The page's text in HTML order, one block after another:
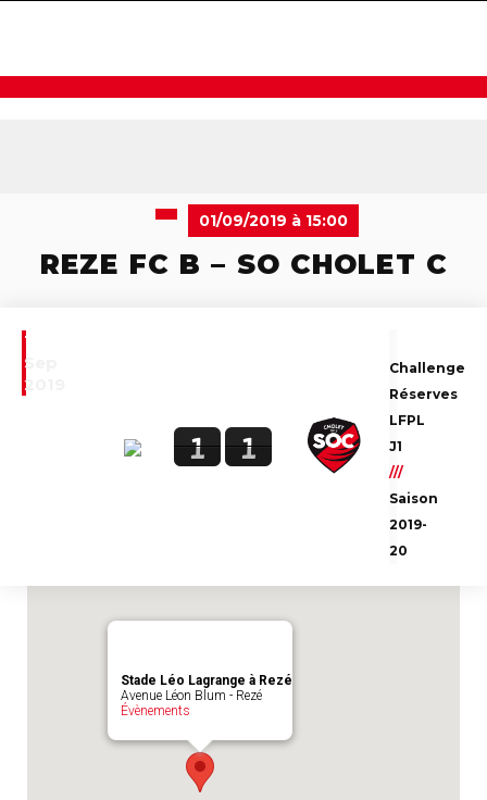
01/09/2019 à 15:00
REZE FC B – SO CHOLET C
1
Sep
2019
1 1
Challenge
Réserves
LFPL
J1
///
Saison
2019-
20
Stade Léo Lagrange à Rezé
Avenue Léon Blum - Rezé
Évènements